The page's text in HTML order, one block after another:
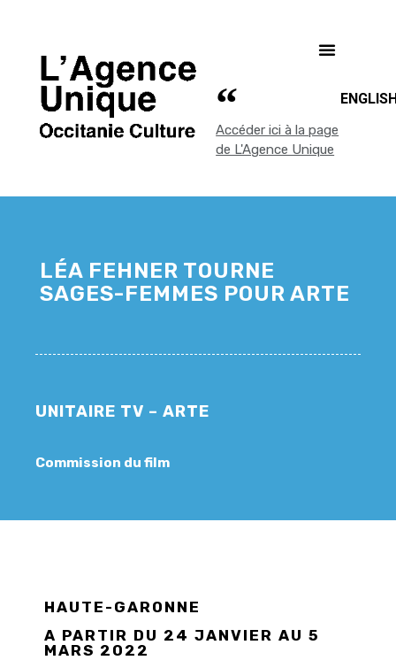
Accéder ici à la page
de L'Agence Unique
LÉA FEHNER TOURNE
SAGES-FEMMES POUR ARTE
UNITAIRE TV – ARTE
Commission du film
HAUTE-GARONNE
A PARTIR DU 24 JANVIER AU 5
MARS 2022